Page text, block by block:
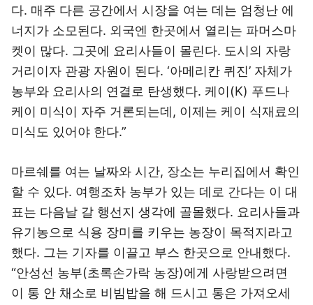
다. 매주 다른 공간에서 시장을 여는 데는 엄청난 에
너지가 소모된다. 외국엔 한곳에서 열리는 파머스마
켓이 많다. 그곳에 요리사들이 몰린다. 도시의 자랑
거리이자 관광 자원이 된다. ‘아메리칸 퀴진’ 자체가
농부와 요리사의 연결로 탄생했다. 케이(K) 푸드나
케이 미식이 자주 거론되는데, 이제는 케이 식재료의
미식도 있어야 한다.”
마르쉐를 여는 날짜와 시간, 장소는 누리집에서 확인
할 수 있다. 여행조차 농부가 있는 데로 간다는 이 대
표는 다음날 갈 행선지 생각에 골몰했다. 요리사들과
유기농으로 식용 장미를 키우는 농장이 목적지라고
했다. 그는 기자를 이끌고 부스 한곳으로 안내했다.
“안성선 농부(초록손가락 농장)에게 사랑받으려면
이 통 안 채소로 비빔밥을 해 드시고 통은 가져오세